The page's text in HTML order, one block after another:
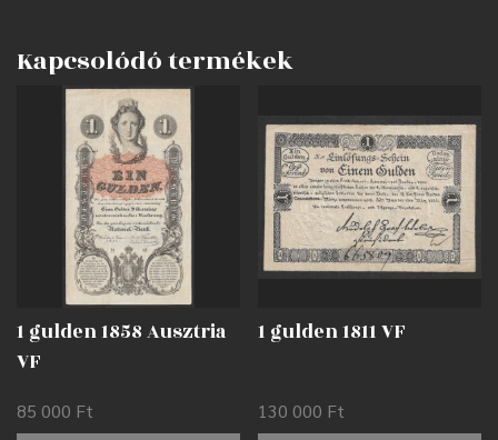
Kapcsolódó termékek
1 gulden 1858 Ausztria
VF
85 000 Ft
1 gulden 1811 VF
130 000 Ft